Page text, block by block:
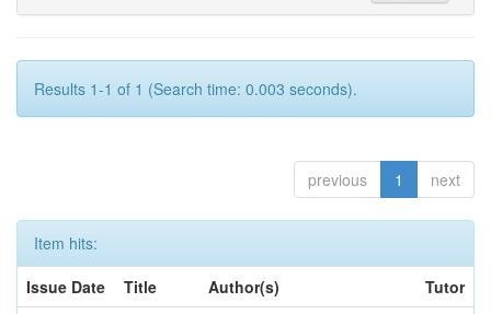
Results 1-1 of 1 (Search time: 0.003 seconds).
previous 1 next
Item hits:
Issue Date
Title Author(s)
Tutor